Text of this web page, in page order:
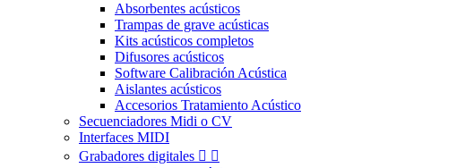
Absorbentes acústicos
Trampas de grave acústicas
Kits acústicos completos
Difusores acústicos
Software Calibración Acústica
Aislantes acústicos
Accesorios Tratamiento Acústico
Secuenciadores Midi o CV
Interfaces MIDI
Grabadores digitales  